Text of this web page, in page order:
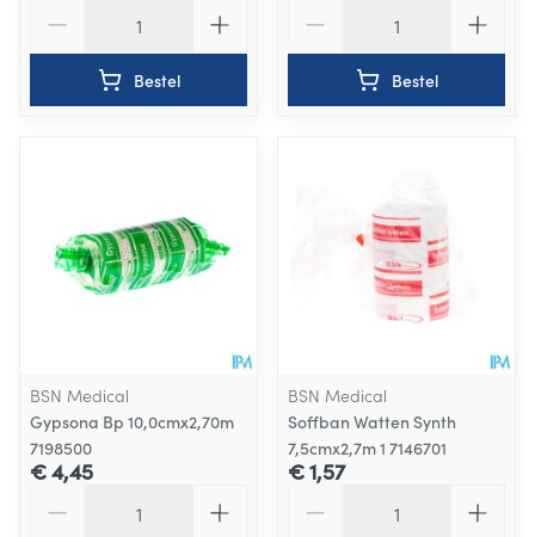
Bestel Bestel
BSN Medical
Gypsona Bp 10,0cmx2,70m
7198500
€ 4,45
BSN Medical
Soffban Watten Synth
7,5cmx2,7m 1 7146701
€ 1,57